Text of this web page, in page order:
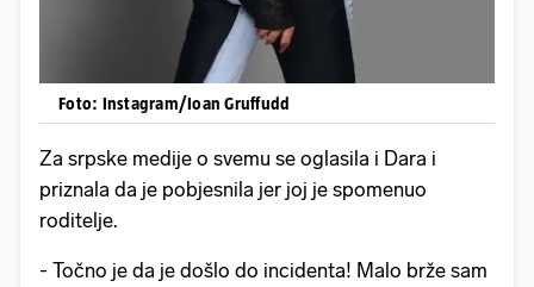
Foto: Instagram/Ioan Gruffudd
Za srpske medije o svemu se oglasila i Dara i
priznala da je pobjesnila jer joj je spomenuo
roditelje.
- Točno je da je došlo do incidenta! Malo brže sam